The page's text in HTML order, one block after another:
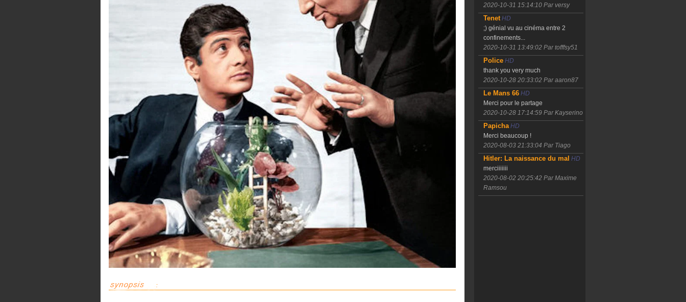
2020-10-31 15:14:10 Par versy
TenetHD
;) génial vu au cinéma entre 2
confinements...
2020-10-31 13:49:02 Par tofffsy51
PoliceHD
thank you very much
2020-10-28 20:33:02 Par aaron87
Le Mans 66HD
Merci pour le partage
2020-10-28 17:14:59 Par Kayserino
PapichaHD
Merci beaucoup !
2020-08-03 21:33:04 Par Tiago
Hitler: La naissance du mal HD
merciiiiiii
2020-08-02 20:25:42 Par Maxime
Ramsou